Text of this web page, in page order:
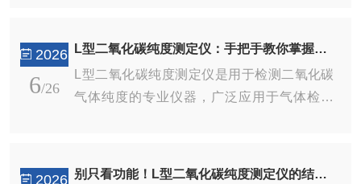
积、管路长度、进出口方位、安装尺寸，适配
现有生产线改造、小型中试装置、实验室成套
设...
于高纯物料、精细化工、医药合成等对洁净度
要求严苛的工艺场景。相较于不锈钢、石墨换
积、管路长度、进出口方位、安装尺寸，适配
2026
6/26
L型二氧化碳纯度测定仪：手把手教你掌握操作精髓，轻松搞定精准检测！
L型二氧化碳纯度测定仪是用于检测二氧化碳
气体纯度的专业仪器，广泛应用于气体检测
2026
别只看功能！L型二氧化碳纯度测定仪的结构，才是精准检测的“隐形底气”